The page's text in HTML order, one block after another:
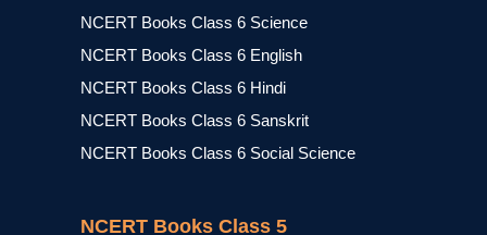
NCERT Books Class 6 Science
NCERT Books Class 6 English
NCERT Books Class 6 Hindi
NCERT Books Class 6 Sanskrit
NCERT Books Class 6 Social Science
NCERT Books Class 5